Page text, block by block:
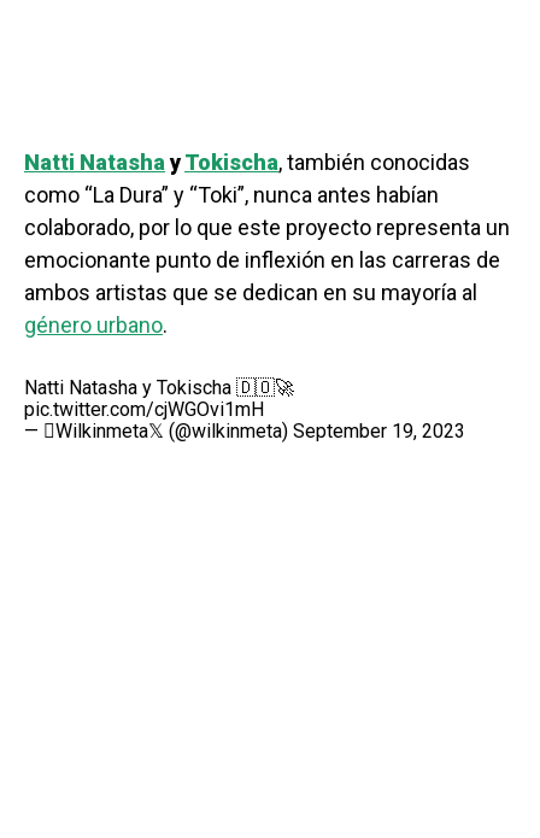
Natti Natasha yTokischa, también conocidas
como “La Dura” y “Toki”, nunca antes habían
colaborado, por lo que este proyecto representa un
emocionante punto de inflexión en las carreras de
ambos artistas que se dedican en su mayoría al
género urbano.
Natti Natasha y Tokischa 🇩🇴🚀
pic.twitter.com/cjWGOvi1mH
— Wilkinmeta𝕏 (@wilkinmeta) September 19, 2023